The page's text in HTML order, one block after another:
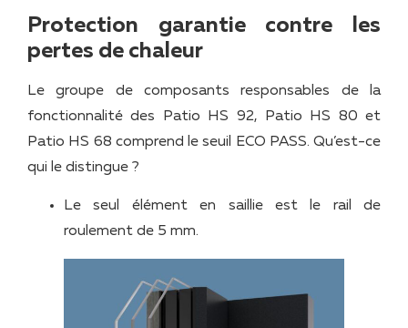
Protection garantie contre les
pertes de chaleur
Le groupe de composants responsables de la
fonctionnalité des Patio HS 92, Patio HS 80 et
Patio HS 68 comprend le seuil ECO PASS. Qu’est-ce
qui le distingue ?
Le seul élément en saillie est le rail de
roulement de 5 mm.